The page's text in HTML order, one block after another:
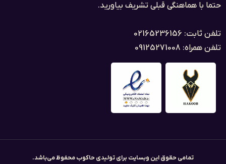
حتما با هماهنگی قبلی تشریف بیاورید.
تلفن ثابت: 02165236156
تلفن همراه: 09125271008
تمامی حقوق این وبسایت برای تولیدی حاکوب محفوظ می‌باشد.